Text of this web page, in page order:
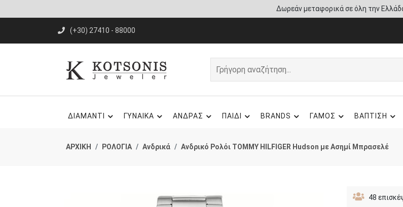
Άμεση παράδοση - Δικαίωμα
(+30) 27410 - 88000
ΔΙΑΜΑΝΤΙ ΓΥΝΑΙΚΑ ΑΝΔΡΑΣ ΠΑΙΔΙ BRANDS ΓΑΜΟΣ ΒΑΠΤΙΣΗ
ΑΡΧΙΚΗ ΡΟΛΟΓΙΑ Ανδρικά Ανδρικό Ρολόι TOMMY HILFIGER Hudson με Ασημί Μπρασελέ
48